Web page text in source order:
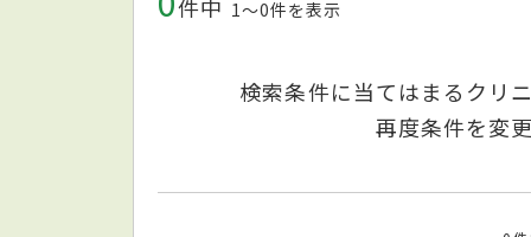
件中 1〜0件を表示
検索条件に当てはまるクリ
再度条件を変